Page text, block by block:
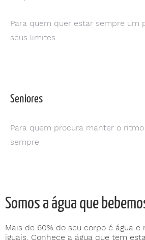
Para quem quer estar sempre um
seus limites
Seniores
Para quem procura manter o
sempre
Somos a água que
Mais de 60% do seu corpo é água e
iguais. Conhece a água que tem